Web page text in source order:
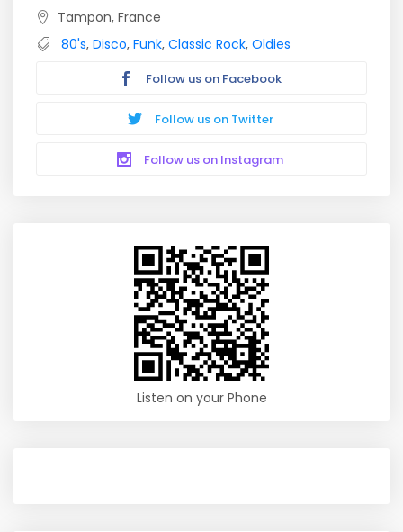
Tampon, France
80's, Disco, Funk, Classic Rock, Oldies
Follow us on Facebook
Follow us on Twitter
Follow us on Instagram
Listen on your Phone